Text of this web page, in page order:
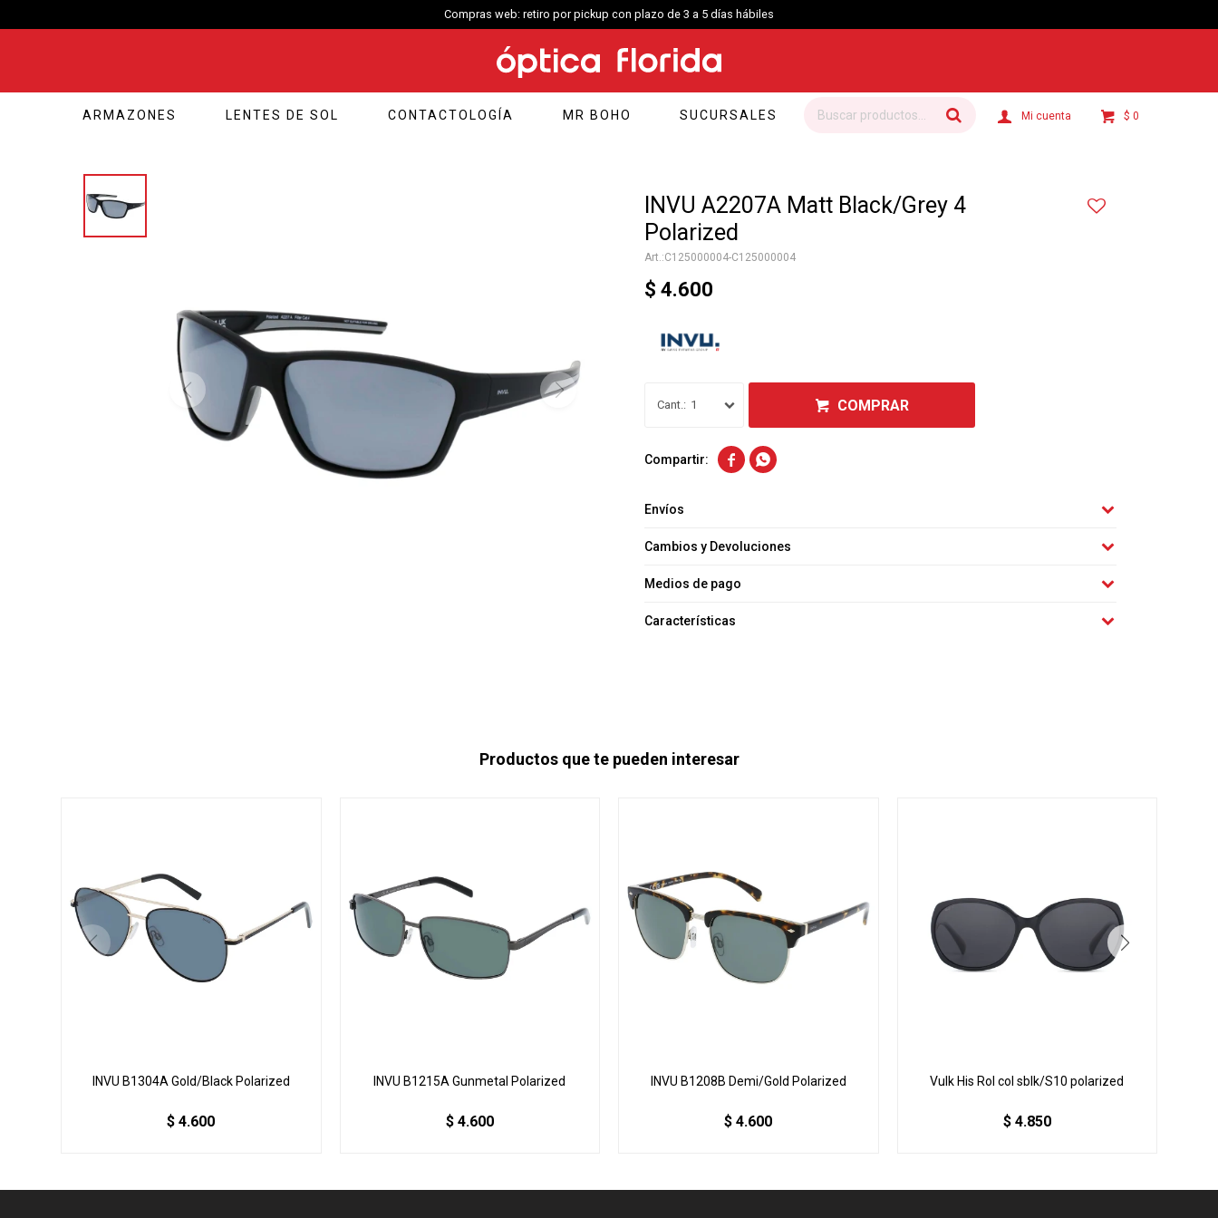
Compras web: retiro por pickup con plazo de 3 a 5 días hábiles
ARMAZONES LENTES DE SOL CONTACTOLOGÍA MR BOHO SUCURSALES $ 0
INVU A2207A Matt Black/Grey 4
Polarized
C125000004-C125000004
$ 4.600
1 COMPRAR
 
Envíos
Cambios y Devoluciones
Medios de pago
Características
Productos que te pueden interesar
INVU B1304A Gold/Black Polarized
$ 4.600
INVU B1215A Gunmetal Polarized
$ 4.600
INVU B1208B Demi/Gold Polarized
$ 4.600
Vulk His Rol col sblk/S10 polarized
$ 4.850